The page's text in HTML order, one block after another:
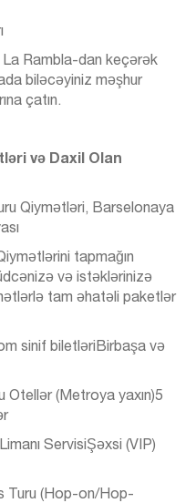
La Rambla-dan keçərək
biləcəyiniz məşhur
çatın.
və Daxil Olan
Qiymətləri, Barselonaya
tapmağın
və istəklərinizə
tam əhatəli paketlər
sinif biletləriBirbaşa və
Otellər (Metroya yaxın)5
ServisiŞəxsi (VIP)
Turu (Hop-on/Hop-